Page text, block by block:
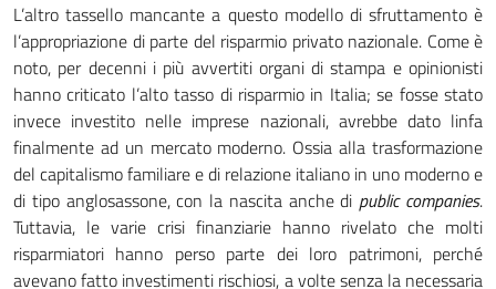
L’altro tassello mancante a questo modello di sfruttamento è
l’appropriazione di parte del risparmio privato nazionale. Come è
noto, per decenni i più avvertiti organi di stampa e opinionisti
hanno criticato l’alto tasso di risparmio in Italia; se fosse stato
invece investito nelle imprese nazionali, avrebbe dato linfa
finalmente ad un mercato moderno. Ossia alla trasformazione
del capitalismo familiare e di relazione italiano in uno moderno e
di tipo anglosassone, con la nascita anche di public companies.
Tuttavia, le varie crisi finanziarie hanno rivelato che molti
risparmiatori hanno perso parte dei loro patrimoni, perché
avevano fatto investimenti rischiosi, a volte senza la necessaria